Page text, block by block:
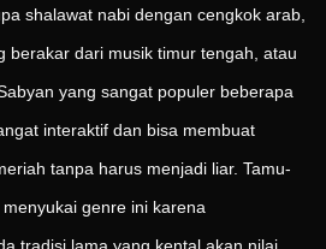
shalawat nabi dengan cengkok arab,
berakar dari musik timur tengah, atau
yang sangat populer beberapa
interaktif dan bisa membuat
tanpa harus menjadi liar. Tamu-
genre ini karena